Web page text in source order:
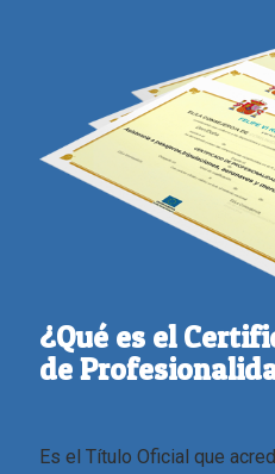
¿Qué es el
de
Es el Título Oficial que